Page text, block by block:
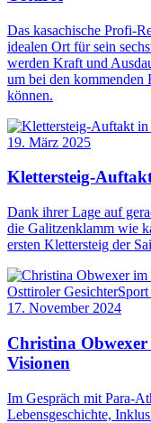
Das kasachische Profi-
idealen Ort für sein
werden Kraft und
um bei den kommenden
können.
19. März 2025
Klettersteig-
Dank ihrer Lage auf
die Galitzenklamm wie
ersten Klettersteig der
Osttiroler Gesichter
17. November 2024
Christina
Visionen
Im Gespräch mit Para-
Lebensgeschichte,